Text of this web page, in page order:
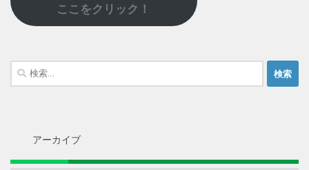
ここをクリック！
検
索:
アーカイブ